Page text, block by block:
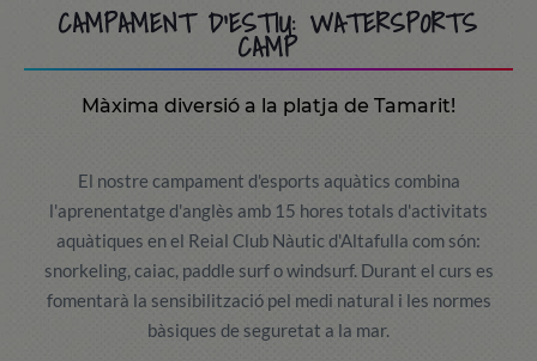
CAMPAMENT D'ESTIU: WATERSPORTS
CAMP
Màxima diversió a la platja de Tamarit!
El nostre campament d'esports aquàtics combina
l'aprenentatge d'anglès amb 15 hores totals d'activitats
aquàtiques en el Reial Club Nàutic d'Altafulla com són:
snorkeling, caiac, paddle surf o windsurf. Durant el curs es
fomentarà la sensibilització pel medi natural i les normes
bàsiques de seguretat a la mar.